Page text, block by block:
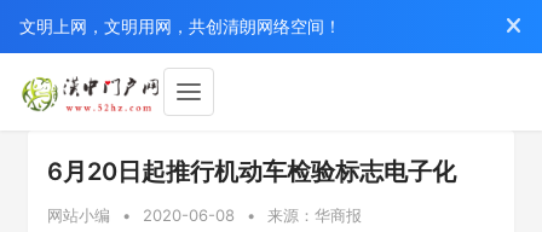
文明上网，文明用网，共创清朗网络空间！
6月20日起推行机动车检验标志电子化
网站小编 • 2020-06-08 • 来源：华商报